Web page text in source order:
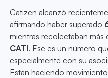
Catizen alcanzó
afirmando haber superado
mientras recolectaban más
CATI. Ese es un número
especialmente con su
Están haciendo